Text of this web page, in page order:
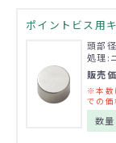
ポイントビス用
頭部
処理:
販売
※本数
での価
数量